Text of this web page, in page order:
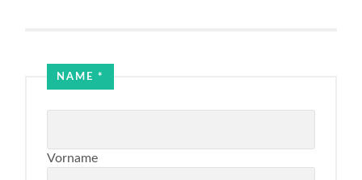
NAME*
Vorname